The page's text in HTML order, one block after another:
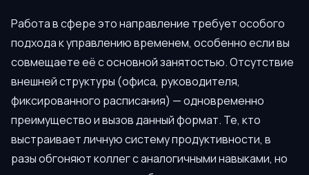
Работа в сфере это направление требует особого
подхода к управлению временем, особенно если вы
совмещаете её с основной занятостью. Отсутствие
внешней структуры (офиса, руководителя,
фиксированного расписания) — одновременно
преимущество и вызов данный формат. Те, кто
выстраивает личную систему продуктивности, в
разы обгоняют коллег с аналогичными навыками, но